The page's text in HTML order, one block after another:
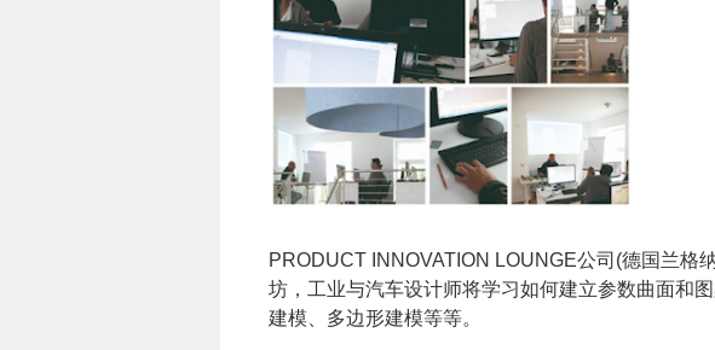
PRODUCT INNOVATION LOUNGE公司(德国兰格
坊，工业与汽车设计师将学习如何建立参数曲面和
建模、多边形建模等等。